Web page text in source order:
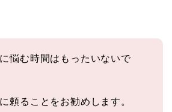
悩む時間はもったいないで
頼ることをお勧めします。